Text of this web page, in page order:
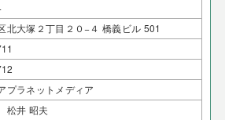
北大塚２丁目２０−４ 橋義ビル 501
プラネットメディア
松井 昭夫